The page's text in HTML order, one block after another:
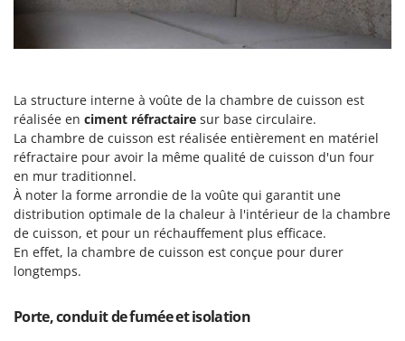
Vêtements de Sécurité
Vibroculteurs à tracteur
Makita
MAMMAMIA
Marcato
Marina Systems
Master
Mastercook
Masterpro
MCH
La structure interne à voûte de la chambre de cuisson est
réalisée en ciment réfractaire sur base circulaire.
La chambre de cuisson est réalisée entièrement en matériel
réfractaire pour avoir la même qualité de cuisson d'un four
en mur traditionnel.
À noter la forme arrondie de la voûte qui garantit une
distribution optimale de la chaleur à l'intérieur de la chambre
de cuisson, et pour un réchauffement plus efficace.
En effet, la chambre de cuisson est conçue pour durer
longtemps.
Porte, conduit de fumée et isolation